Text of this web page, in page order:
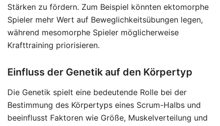
Stärken zu fördern. Zum Beispiel könnten ektomorphe
Spieler mehr Wert auf Beweglichkeitsübungen legen,
während mesomorphe Spieler möglicherweise
Krafttraining priorisieren.
Einfluss der Genetik auf den Körpertyp
Die Genetik spielt eine bedeutende Rolle bei der
Bestimmung des Körpertyps eines Scrum-Halbs und
beeinflusst Faktoren wie Größe, Muskelverteilung und